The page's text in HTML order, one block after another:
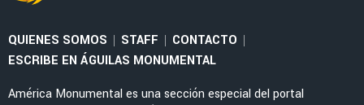
FEMENIL
¡Por el oro! Fecha y hora de la Gran Final entre
la Selección Femenil Sub-23 y Colombia